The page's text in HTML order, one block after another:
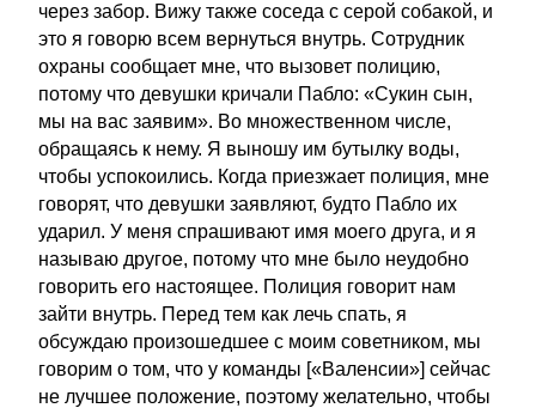
через забор. Вижу также соседа с серой собакой, и
это я говорю всем вернуться внутрь. Сотрудник
охраны сообщает мне, что вызовет полицию,
потому что девушки кричали Пабло: «Сукин сын,
мы на вас заявим». Во множественном числе,
обращаясь к нему. Я выношу им бутылку воды,
чтобы успокоились. Когда приезжает полиция, мне
говорят, что девушки заявляют, будто Пабло их
ударил. У меня спрашивают имя моего друга, и я
называю другое, потому что мне было неудобно
говорить его настоящее. Полиция говорит нам
зайти внутрь. Перед тем как лечь спать, я
обсуждаю произошедшее с моим советником, мы
говорим о том, что у команды [«Валенсии»] сейчас
не лучшее положение, поэтому желательно, чтобы